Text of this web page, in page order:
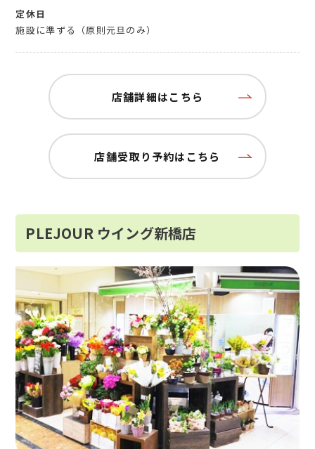
定休日
施設に準ずる（原則元旦のみ）
店舗詳細はこちら
店舗受取り予約はこちら
PLEJOUR ウイング新橋店